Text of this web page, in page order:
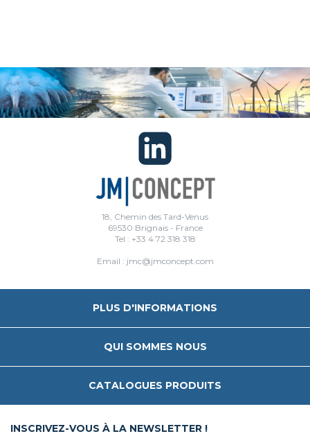
18, Chemin des Tard-Venus
69530 Brignais - France
Tel : +33 4 72 318 318
Email : jmc@jmconcept.com
PLUS D'INFORMATIONS
QUI SOMMES NOUS
CATALOGUES PRODUITS
INSCRIVEZ-VOUS À LA NEWSLETTER !